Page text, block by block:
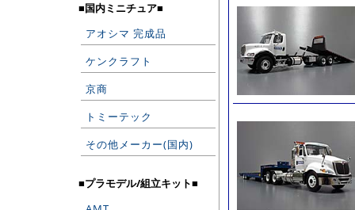
■国内ミニチュア■
アオシマ 完成品
ケンクラフト
京商
トミーテック
その他メーカー(国内)
■プラモデル/組立キット■